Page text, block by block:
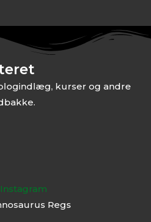
kurser og andre
Instagram
Regs